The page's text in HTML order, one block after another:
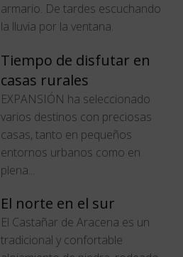
armario. De tardes escuchando
la lluvia por la ventana.
Tiempo de disfutar en
casas rurales
EXPANSIÓN ha seleccionado
varios destinos con preciosas
casas, tanto en pequeños
entornos urbanos como en
plena...
El norte en el sur
El Castañar de Aracena es un
tradicional y confortable